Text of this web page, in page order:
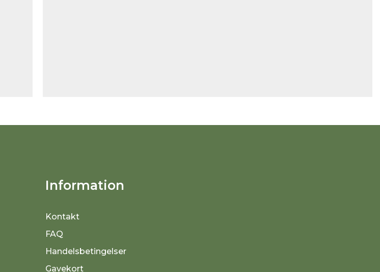
Information
Kontakt
FAQ
Handelsbetingelser
Gavekort